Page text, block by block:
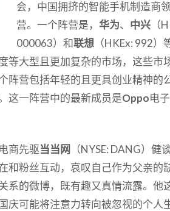
会，中国拥挤的智能手机制造商
营。一个阵营是， 华为、 中兴（
000063）和联想（HKEx: 992）
等大型且更加复杂的市场，这些市
阵营包括年轻的且更具创业精神的
这一阵营中的最新成员是Oppo电
商先驱当当网 （NYSE: DANG）
和粉丝互动，哀叹自己作为父亲的
系的微博，既有趣又真情流露。他
庆可能将注意力转向被忽视的个人